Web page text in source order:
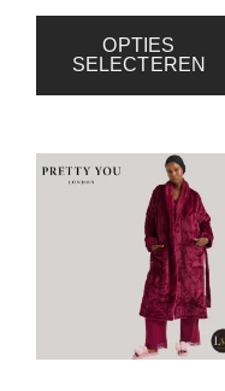
OPTIES
SELECTEREN
Dit
optie